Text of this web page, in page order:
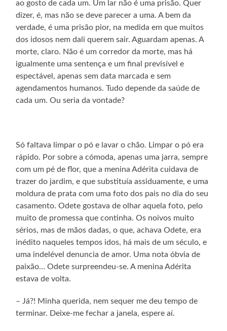
ao gosto de cada um. Um lar não é uma prisão. Quer
dizer, é, mas não se deve parecer a uma. A bem da
verdade, é uma prisão pior, na medida em que muitos
dos idosos nem dali querem sair. Aguardam apenas. A
morte, claro. Não é um corredor da morte, mas há
igualmente uma sentença e um final previsível e
espectável, apenas sem data marcada e sem
agendamentos humanos. Tudo depende da saúde de
cada um. Ou seria da vontade?
Só faltava limpar o pó e lavar o chão. Limpar o pó era
rápido. Por sobre a cómoda, apenas uma jarra, sempre
com um pé de flor, que a menina Adérita cuidava de
trazer do jardim, e que substituía assiduamente, e uma
moldura de prata com uma foto dos pais no dia do seu
casamento. Odete gostava de olhar aquela foto, pelo
muito de promessa que continha. Os noivos muito
sérios, mas de mãos dadas, o que, achava Odete, era
inédito naqueles tempos idos, há mais de um século, e
uma indelével denuncia de amor. Uma nota óbvia de
paixão… Odete surpreendeu-se. A menina Adérita
estava de volta.
– Já?! Minha querida, nem sequer me deu tempo de
terminar. Deixe-me fechar a janela, espere aí.